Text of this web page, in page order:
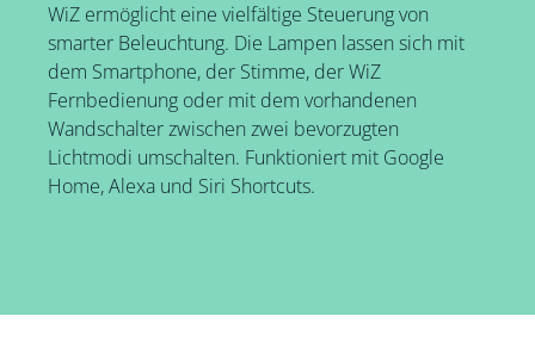
WiZ ermöglicht eine vielfältige Steuerung von
smarter Beleuchtung. Die Lampen lassen sich mit
dem Smartphone, der Stimme, der WiZ
Fernbedienung oder mit dem vorhandenen
Wandschalter zwischen zwei bevorzugten
Lichtmodi umschalten. Funktioniert mit Google
Home, Alexa und Siri Shortcuts.